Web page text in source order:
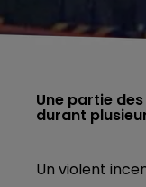
Une partie
durant
Un violent